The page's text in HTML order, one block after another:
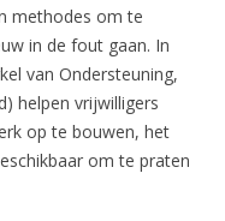
methodes om te
in de fout gaan. In
van Ondersteuning,
helpen vrijwilligers
op te bouwen, het
om te praten